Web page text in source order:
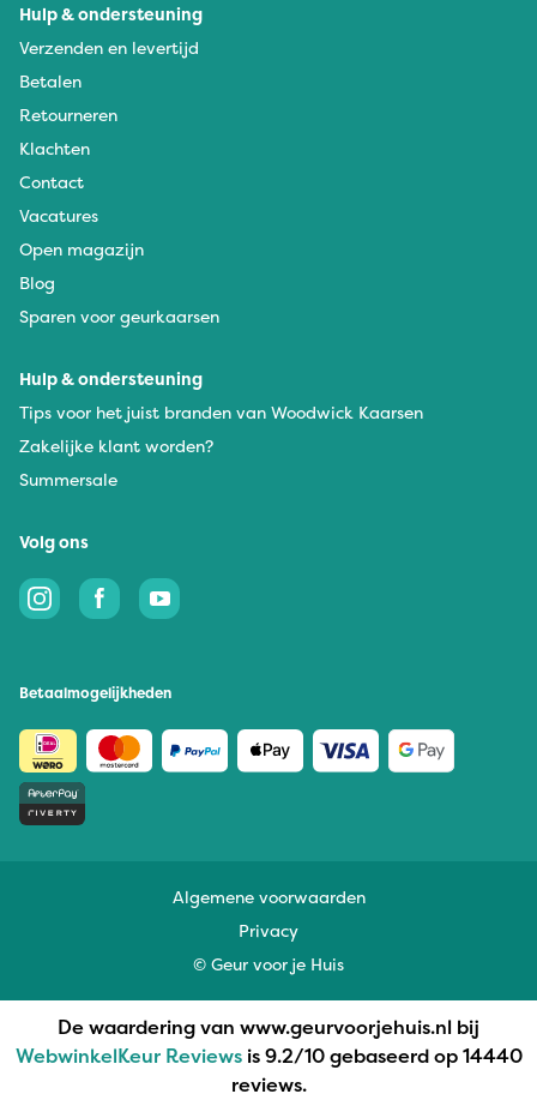
Hulp & ondersteuning
Verzenden en levertijd
Betalen
Retourneren
Klachten
Contact
Vacatures
Open magazijn
Blog
Sparen voor geurkaarsen
Hulp & ondersteuning
Tips voor het juist branden van Woodwick Kaarsen
Zakelijke klant worden?
Summersale
Volg ons
Betaalmogelijkheden
Algemene voorwaarden
Privacy
© Geur voor je Huis
De waardering van www.geurvoorjehuis.nl bij
WebwinkelKeur Reviewsis 9.2/10 gebaseerd op 14440
reviews.